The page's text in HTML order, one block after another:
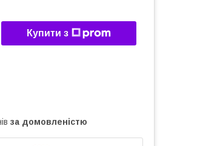
Купити з
за домовленістю